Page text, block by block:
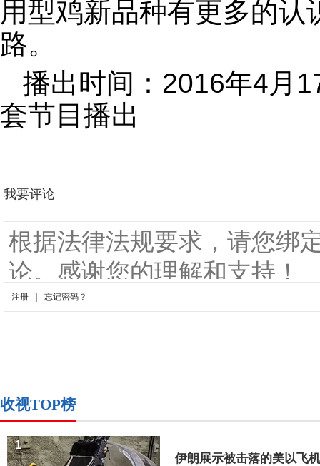
用型鸡新品种有更多的
路。
播出时间：2016年4月
套节目播出
收视TOP榜
伊朗展示被击落的美以飞机
1